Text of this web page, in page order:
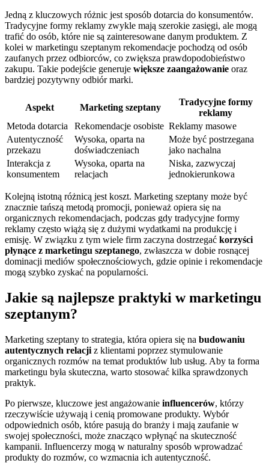
Jedną z kluczowych różnic jest sposób dotarcia do konsumentów.
Tradycyjne formy reklamy zwykle mają szerokie zasięgi, ale mogą
trafić do osób, które nie są zainteresowane danym produktem. Z
kolei w marketingu szeptanym rekomendacje pochodzą od osób
zaufanych przez odbiorców, co zwiększa prawdopodobieństwo
zakupu. Takie podejście generuje większe zaangażowanie oraz
bardziej pozytywny odbiór marki.
Aspekt Marketing szeptany
Tradycyjne formy
reklamy
Metoda dotarcia
Rekomendacje osobiste Reklamy masowe
Autentyczność
przekazu
Wysoka, oparta na
doświadczeniach
Może być postrzegana
jako nachalna
Interakcja z
konsumentem
Wysoka, oparta na
relacjach
Niska, zazwyczaj
jednokierunkowa
Kolejną istotną różnicą jest koszt. Marketing szeptany może być
znacznie tańszą metodą promocji, ponieważ opiera się na
organicznych rekomendacjach, podczas gdy tradycyjne formy
reklamy często wiążą się z dużymi wydatkami na produkcję i
emisję. W związku z tym wiele firm zaczyna dostrzegać korzyści
płynące z marketingu szeptanego, zwłaszcza w dobie rosnącej
dominacji mediów społecznościowych, gdzie opinie i rekomendacje
mogą szybko zyskać na popularności.
Jakie są najlepsze praktyki w marketingu
szeptanym?
Marketing szeptany to strategia, która opiera się na budowaniu
autentycznych relacji z klientami poprzez stymulowanie
organicznych rozmów na temat produktów lub usług. Aby ta forma
marketingu była skuteczna, warto stosować kilka sprawdzonych
praktyk.
Po pierwsze, kluczowe jest angażowanie influencerów, którzy
rzeczywiście używają i cenią promowane produkty. Wybór
odpowiednich osób, które pasują do branży i mają zaufanie w
swojej społeczności, może znacząco wpłynąć na skuteczność
kampanii. Influencerzy mogą w naturalny sposób wprowadzać
produkty do rozmów, co wzmacnia ich autentyczność.